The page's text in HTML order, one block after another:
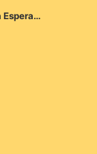
Espera…